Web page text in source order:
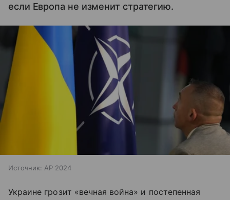
если Европа не изменит стратегию.
Источник: AP 2024
Украине грозит «вечная война» и постепенная